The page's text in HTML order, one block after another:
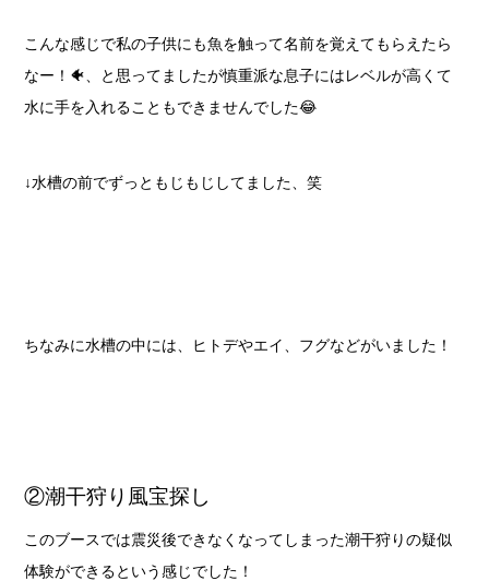
こんな感じで私の子供にも魚を触って名前を覚えてもらえたら
なー！🐠、と思ってましたが慎重派な息子にはレベルが高くて
水に手を入れることもできませんでした😂
↓水槽の前でずっともじもじしてました、笑
ちなみに水槽の中には、ヒトデやエイ、フグなどがいました！
②潮干狩り風宝探し
このブースでは震災後できなくなってしまった潮干狩りの疑似
体験ができるという感じでした！